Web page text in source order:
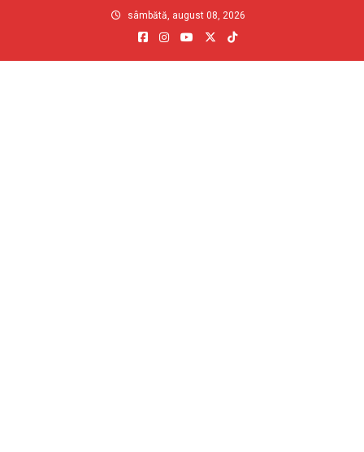
sâmbătă, august 08, 2026